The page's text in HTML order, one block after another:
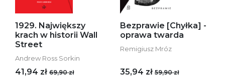
1929. Największy
krach w historii Wall
Street
Andrew Ross Sorkin
41,94 zł 69,90 zł
Bezprawie [Chyłka] -
oprawa twarda
Remigiusz Mróz
35,94 zł 59,90 zł